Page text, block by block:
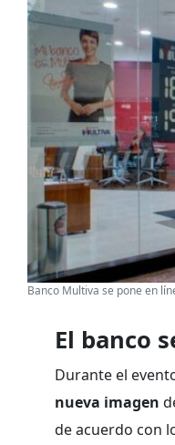
Banco Multiva se pone en
El banco
Durante el
nueva imagen
de acuerdo con